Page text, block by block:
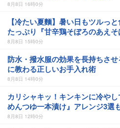
8月8日 16時0分
【冷たい夏麵】暑い日もツルっ
たっぷり『甘辛鶏そぼろのあえそ
8月8日 15時0分
防水・撥水服の効果を長持ちさ
に教わる正しいお手入れ術
8月8日 14時0分
カリシャキッ！キンキンに冷や
めんつゆ一本漬け』アレンジ3選
8月8日 12時0分